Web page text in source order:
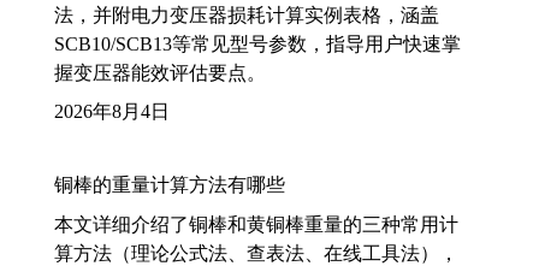
法，并附电力变压器损耗计算实例表格，涵盖
SCB10/SCB13等常见型号参数，指导用户快速掌
握变压器能效评估要点。
2026年8月4日
铜棒的重量计算方法有哪些
本文详细介绍了铜棒和黄铜棒重量的三种常用计
算方法（理论公式法、查表法、在线工具法），